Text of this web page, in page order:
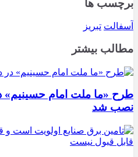
برچسب ها
آسفالت تبریز
مطالب بیشتر
طرح «ما ملت امام حسینیم» در
نصب شد